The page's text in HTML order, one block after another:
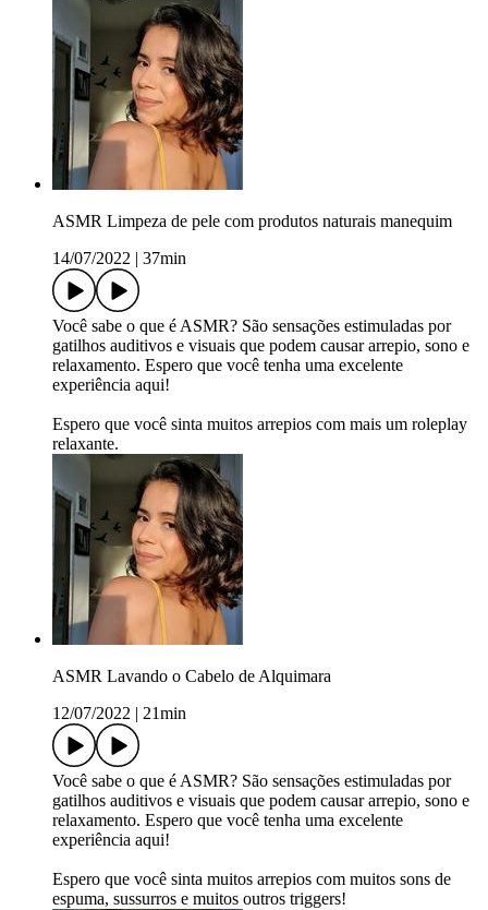
ASMR Limpeza de pele com produtos naturais manequim
14/07/2022
37min
Você sabe o que é ASMR? São sensações estimuladas por
gatilhos auditivos e visuais que podem causar arrepio, sono e
relaxamento. Espero que você tenha uma excelente
experiência aqui!
Espero que você sinta muitos arrepios com mais um roleplay
relaxante.
ASMR Lavando o Cabelo de Alquimara
12/07/2022
21min
Você sabe o que é ASMR? São sensações estimuladas por
gatilhos auditivos e visuais que podem causar arrepio, sono e
relaxamento. Espero que você tenha uma excelente
experiência aqui!
Espero que você sinta muitos arrepios com muitos sons de
espuma, sussurros e muitos outros triggers!